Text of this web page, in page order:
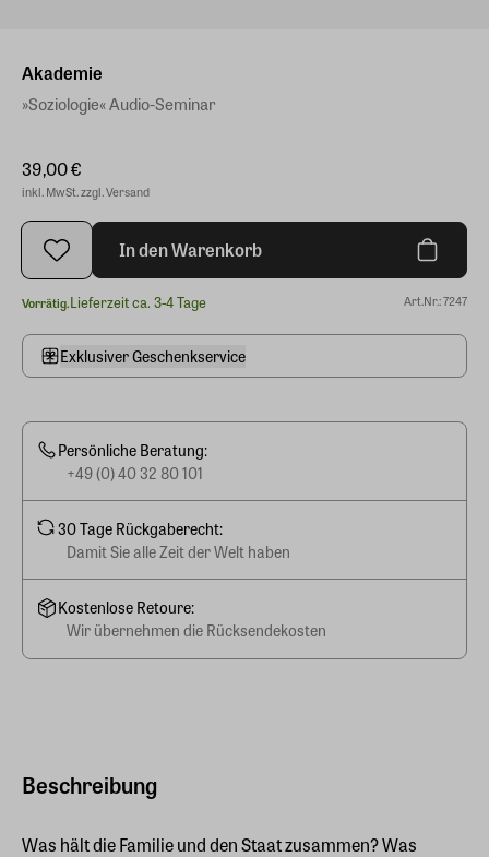
Beschreibung
Was hält die Familie und den Staat zusammen? Was
Akademie
»Soziologie« Audio-Seminar
39,00 €
inkl. MwSt. zzgl. Versand
In den Warenkorb
Vorrätig.Lieferzeit ca. 3-4 Tage Art.Nr.: 7247
Exklusiver Geschenkservice
Persönliche Beratung:
+49 (0) 40 32 80 101
30 Tage Rückgaberecht:
Damit Sie alle Zeit der Welt haben
Kostenlose Retoure:
Wir übernehmen die Rücksendekosten